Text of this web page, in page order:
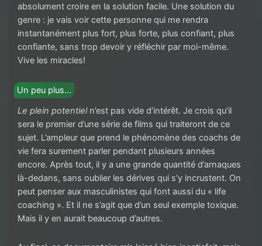
absolument croire en la solution facile. Une solution du
genre : je vais voir cette personne qui me rendra
instantanément plus fort, plus forte, plus confiant, plus
confiante, sans trop devoir y réfléchir par moi-même.
Vive les miracles!
Un peu plus…
Le plein potentieln’est pas vide d’intérêt. Je crois qu’il
sera le premier d’une série de films qui traiteront de ce
sujet. L’ampleur que prend le phénomène des coachs de
vie fera surement parler pendant plusieurs années
encore. Après tout, il y a une grande quantité d’arnaques
là-dedans, sans oublier les dérives qui s’y incrustent. On
peut penser aux masculinistes qui font aussi du « life
coaching ». Et il ne s’agit que d’un seul exemple toxique.
Mais il y en aurait beaucoup d’autres.